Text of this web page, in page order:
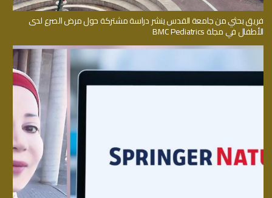
فريق بحثي من جامعة القدس ينشر دراسة مشتركة حول مرض الصرع لدى
الأطفال في مجلة BMC Pediatrics